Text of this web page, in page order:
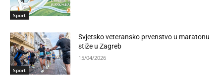
Sport
Sport
Svjetsko veteransko prvenstvo u maratonu
stiže u Zagreb
15/04/2026